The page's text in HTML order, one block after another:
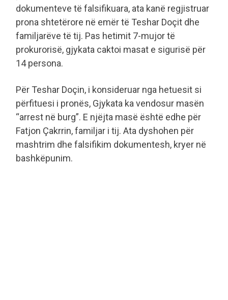
dokumenteve të falsifikuara, ata kanë regjistruar
prona shtetërore në emër të Teshar Doçit dhe
familjarëve të tij. Pas hetimit 7-mujor të
prokurorisë, gjykata caktoi masat e sigurisë për
14 persona.
Për Teshar Doçin, i konsideruar nga hetuesit si
përfituesi i pronës, Gjykata ka vendosur masën
“arrest në burg”. E njëjta masë është edhe për
Fatjon Çakrrin, familjar i tij. Ata dyshohen për
mashtrim dhe falsifikim dokumentesh, kryer në
bashkëpunim.